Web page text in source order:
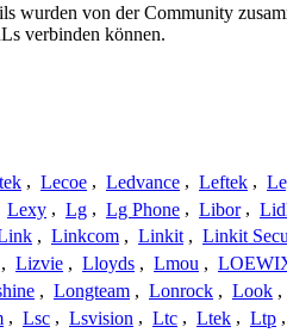
wurden von der Community
verbinden können.
, Lecoe , Ledvance , Leftek ,
Lexy , Lg , Lg Phone , Libor ,
, Linkcom , Linkit , Linkit
, Lizvie , Lloyds , Lmou ,
, Longteam , Lonrock , Look ,
, Lsc , Lsvision , Ltc , Ltek , Ltp ,